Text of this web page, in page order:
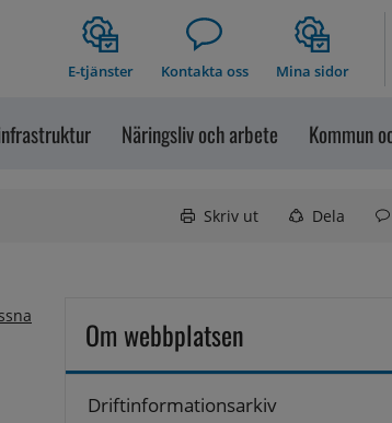
E-tjänster Kontakta oss Mina sidor
Näringsliv och arbete Kommun
Skriv ut Dela
Om webbplatsen
Driftinformationsarkiv